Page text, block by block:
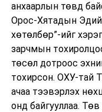
анхаарлын төвд
Орос-Хятадын
хөтөлбөр”-ийг
зарчмын
төсөл дотроос
тохирсон. ОХУ-тай
ачаа тээвэрлэх
онд байгууллаа.